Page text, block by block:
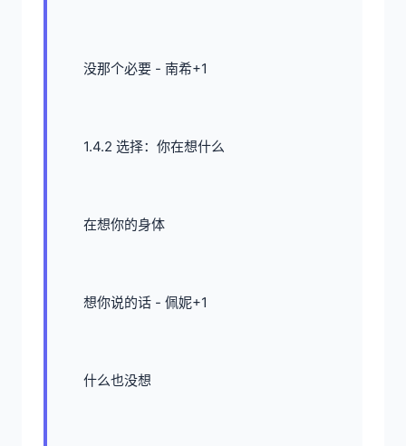
没那个必要 - 南希+1
1.4.2 选择：你在想什么
在想你的身体
想你说的话 - 佩妮+1
什么也没想